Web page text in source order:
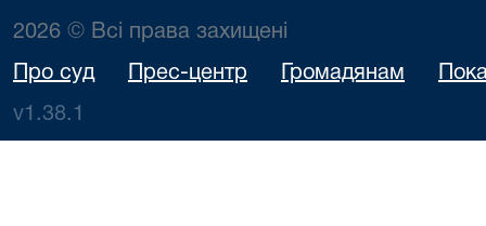
2026 © Всі права захищені
Про суд Прес-центр Громадянам
v1.38.1